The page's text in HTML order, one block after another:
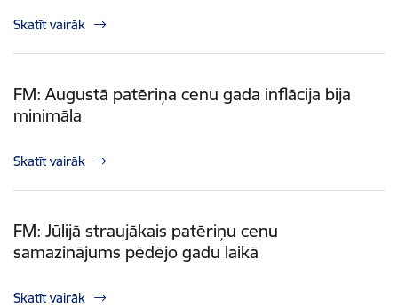
Skatīt vairāk
FM: Augustā patēriņa cenu gada inflācija bija
minimāla
Skatīt vairāk
FM: Jūlijā straujākais patēriņu cenu
samazinājums pēdējo gadu laikā
Skatīt vairāk